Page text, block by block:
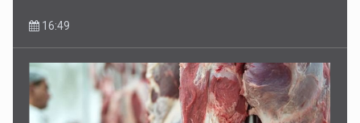
16:49